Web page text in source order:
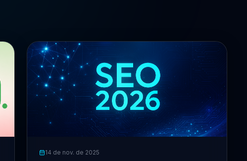
14 de nov. de 2025